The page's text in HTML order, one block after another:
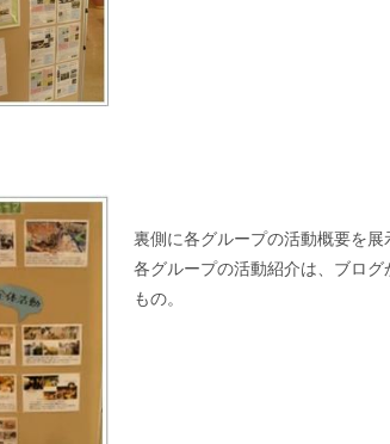
裏側に各グループの活動概要を展
各グループの活動紹介は、ブログ
もの。